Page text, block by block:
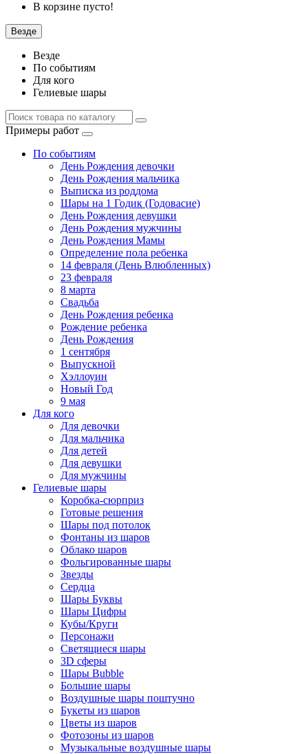
В корзине пусто!
Везде
Везде
По событиям
Для кого
Гелиевые шары
Примеры работ
По событиям
День Рождения девочки
День Рождения мальчика
Выписка из роддома
Шары на 1 Годик (Годовасие)
День Рождения девушки
День Рождения мужчины
День Рождения Мамы
Определение пола ребенка
14 февраля (День Влюбленных)
23 февраля
8 марта
Свадьба
День Рождения ребенка
Рождение ребенка
День Рождения
1 сентября
Выпускной
Хэллоуин
Новый Год
9 мая
Для кого
Для девочки
Для мальчика
Для детей
Для девушки
Для мужчины
Гелиевые шары
Коробка-сюрприз
Готовые решения
Шары под потолок
Фонтаны из шаров
Облако шаров
Фольгированные шары
Звезды
Сердца
Шары Буквы
Шары Цифры
Кубы/Круги
Персонажи
Светящиеся шары
3D сферы
Шары Bubble
Большие шары
Воздушные шары поштучно
Букеты из шаров
Цветы из шаров
Фотозоны из шаров
Музыкальные воздушные шары